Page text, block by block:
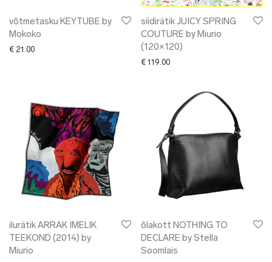
võtmetasku KEYTUBE by
Mokoko
€ 21.00
siidirätik JUICY SPRING
COUTURE by Miurio
(120×120)
€ 119.00
ilurätik ARRAK IMELIK
TEEKOND (2014) by
Miurio
õlakott NOTHING TO
DECLARE by Stella
Soomlais